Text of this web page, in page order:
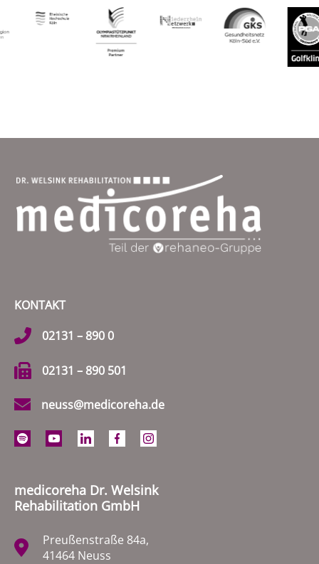
KONTAKT
02131 – 890 0
02131 – 890 501
neuss@medicoreha.de
medicoreha Dr. Welsink
Rehabilitation GmbH
Preußenstraße 84a,
41464 Neuss